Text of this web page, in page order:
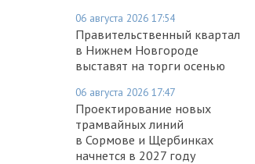
06 августа 2026 17:54
Правительственный квартал
в Нижнем Новгороде
выставят на торги осенью
06 августа 2026 17:47
Проектирование новых
трамвайных линий
в Сормове и Щербинках
начнется в 2027 году